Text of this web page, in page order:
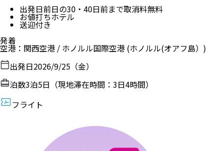
出発日前日の30・40日前まで取消料無料
お値打ちホテル
送迎付き
発着
空港 ： 関西空港 / ホノルル国際空港 (ホノルル(オアフ島）)
出発日2026/9/25（金）
泊数3泊5日（現地滞在時間： 3日4時間）
フライト